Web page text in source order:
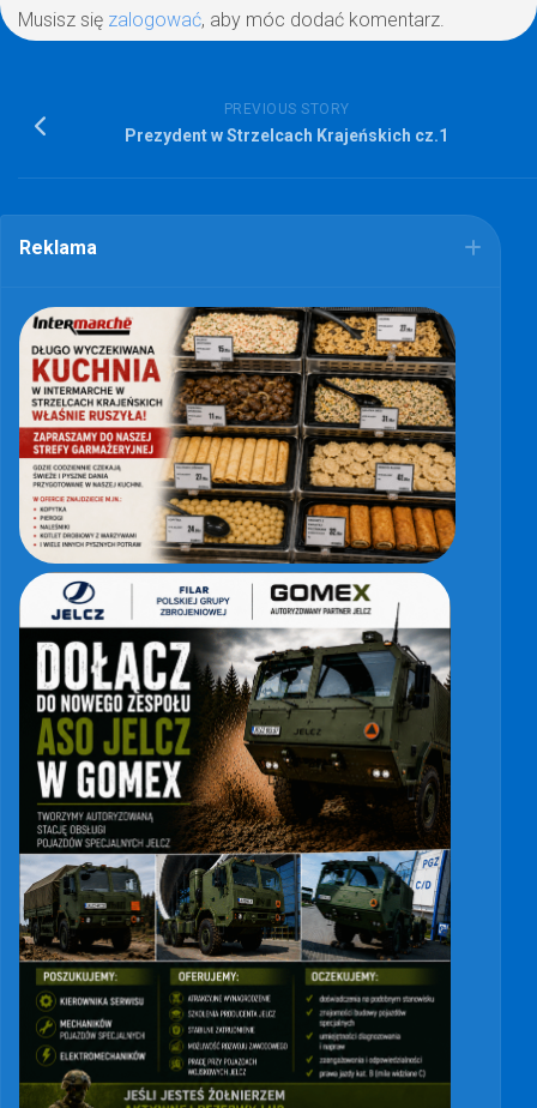
Musisz się zalogować, aby móc dodać komentarz.
PREVIOUS STORY
Prezydent w Strzelcach Krajeńskich cz.1
Reklama